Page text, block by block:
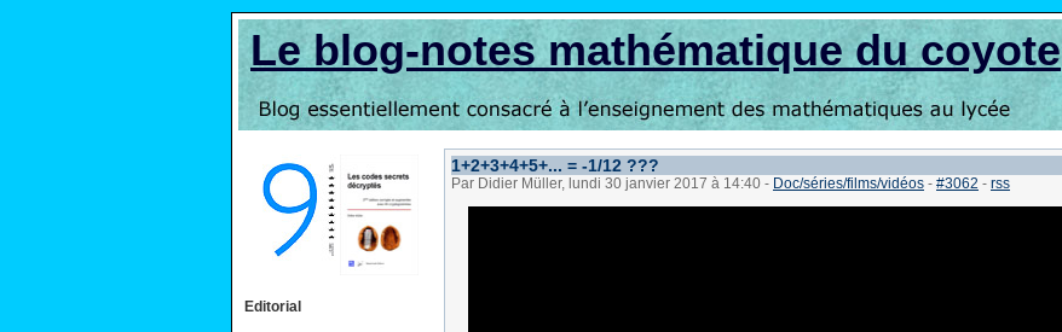
Le blog-notes mathématique du coyote
Editorial
1+2+3+4+5+... = -1/12 ???
Par Didier Müller, lundi 30 janvier 2017 à 14:40 - Doc/séries/films/vidéos - #3062 - rss